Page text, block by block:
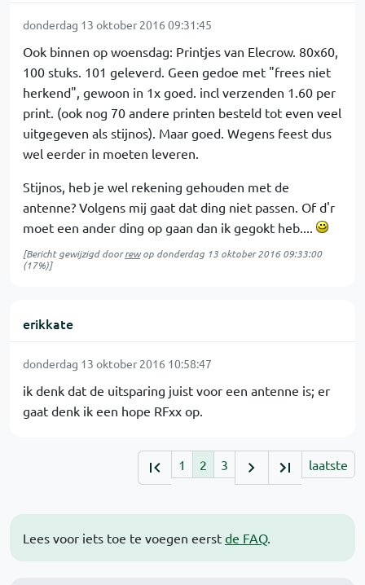
Lees voor iets toe te voegen eerst de FAQ.
donderdag 13 oktober 2016 09:31:45
Ook binnen op woensdag: Printjes van Elecrow. 80x60,
100 stuks. 101 geleverd. Geen gedoe met "frees niet
herkend", gewoon in 1x goed. incl verzenden 1.60 per
print. (ook nog 70 andere printen besteld tot even veel
uitgegeven als stijnos). Maar goed. Wegens feest dus
wel eerder in moeten leveren.
Stijnos, heb je wel rekening gehouden met de
antenne? Volgens mij gaat dat ding niet passen. Of d'r
moet een ander ding op gaan dan ik gegokt heb....
[Bericht gewijzigd doorrewop donderdag 13 oktober 2016 09:33:00
(17%)]
erikkate
donderdag 13 oktober 2016 10:58:47
ik denk dat de uitsparing juist voor een antenne is; er
gaat denk ik een hope RFxx op.
1 2 3 laatste